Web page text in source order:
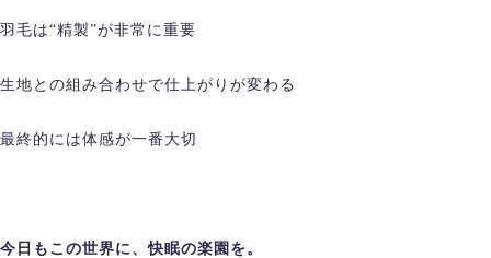
羽毛は“精製”が非常に重要
生地との組み合わせで仕上がりが変わる
最終的には体感が一番大切
今日もこの世界に、快眠の楽園を。